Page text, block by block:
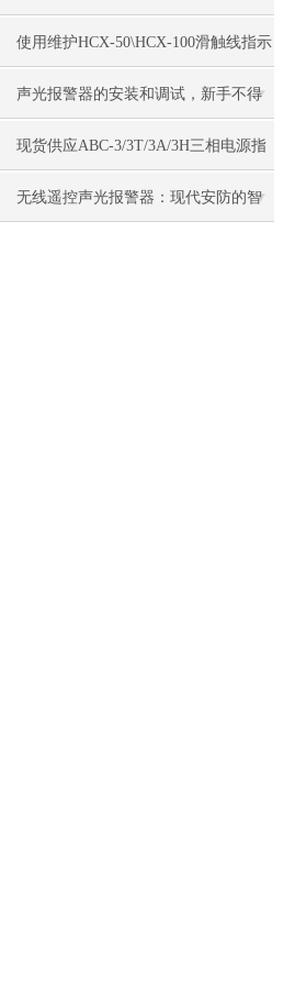
使用维护HCX-50\HCX-100滑触线指示
灯
声光报警器的安装和调试，新手不得
不看！
现货供应ABC-3/3T/3A/3H三相电源指
示灯
无线遥控声光报警器：现代安防的智